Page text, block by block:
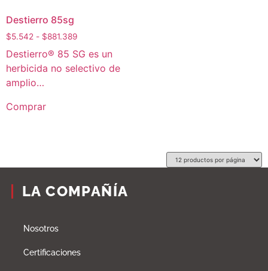
Destierro 85sg
$5.542 - $881.389
Destierro® 85 SG es un
herbicida no selectivo de
amplio…
Comprar
LA COMPAÑÍA
Nosotros
Certificaciones